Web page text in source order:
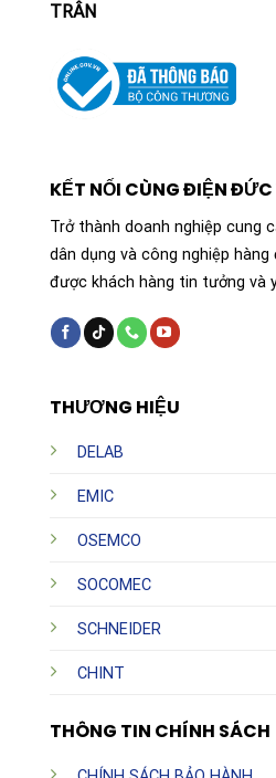
TRÂN
THƯƠNG HIỆU
DELAB
EMIC
OSEMCO
SOCOMEC
SCHNEIDER
CHINT
THÔNG TIN CHÍNH SÁCH
KẾT NỐI CÙNG ĐIỆN
Trở thành doanh nghiệp cung
dân dụng và công nghiệp hàng
được khách hàng tin tưởng và